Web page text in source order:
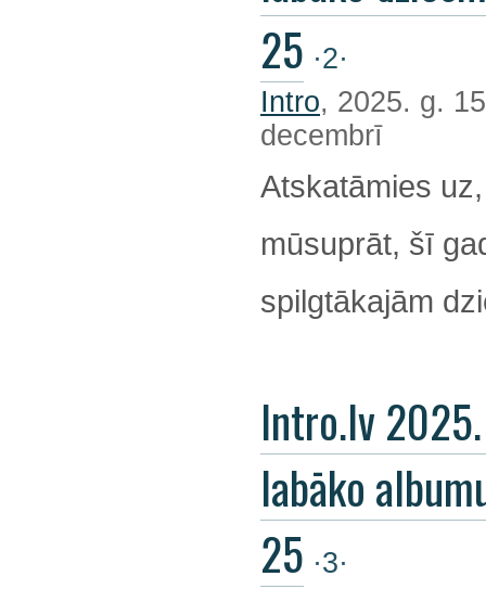
25 ·2·
Intro, 2025. g.
decembrī
Atskatāmies uz,
mūsuprāt, šī
spilgtākajām
Intro.lv
labāko
25 ·3·